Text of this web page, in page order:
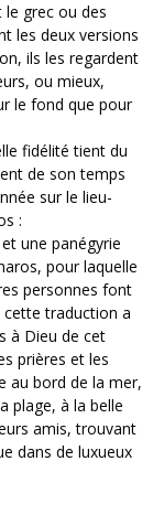
le grec ou des
les deux versions
ils les regardent
ou mieux,
le fond que pour
fidélité tient du
de son temps
sur le lieu-
:
une panégyrie
pour laquelle
personnes font
traduction a
à Dieu de cet
prières et les
au bord de la mer,
plage, à la belle
amis, trouvant
dans de luxueux